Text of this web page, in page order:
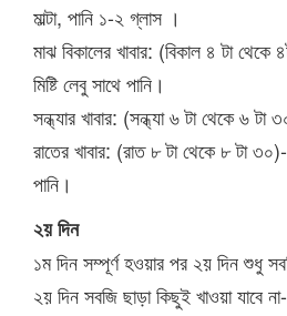
মাল্টা, পানি ১-২ গ্লাস ।
মাঝ বিকালের খাবার: (বিকাল ৪ টা
মিষ্টি লেবু সাথে পানি।
সন্ধ্যার খাবার: (সন্ধ্যা ৬ টা থেকে ৬ টা
রাতের খাবার: (রাত ৮ টা থেকে ৮ টা
পানি।
২য় দিন
১ম দিন সম্পূর্ণ হওয়ার পর ২য় দিন শুধু
২য় দিন সবজি ছাড়া কিছুই খাওয়া যাবে না-